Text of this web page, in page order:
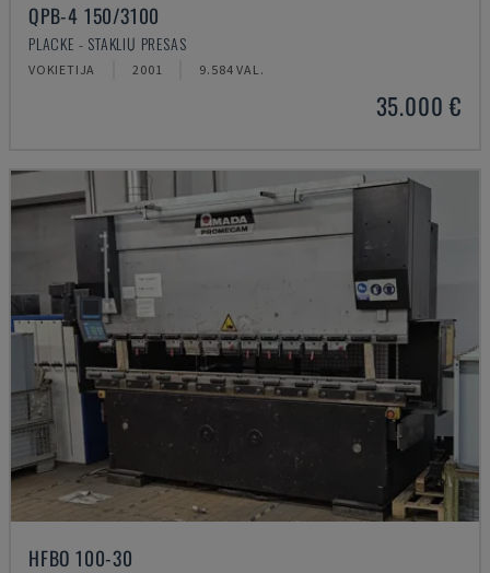
QPB-4 150/3100
PLACKE - STAKLIŲ PRESAS
VOKIETIJA 2001 9.584 VAL.
35.000 €
HFBO 100-30